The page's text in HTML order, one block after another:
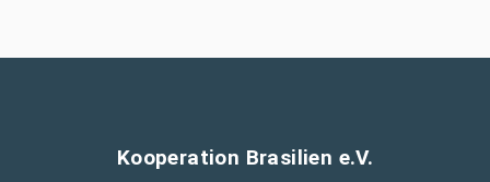
Kooperation Brasilien e.V.